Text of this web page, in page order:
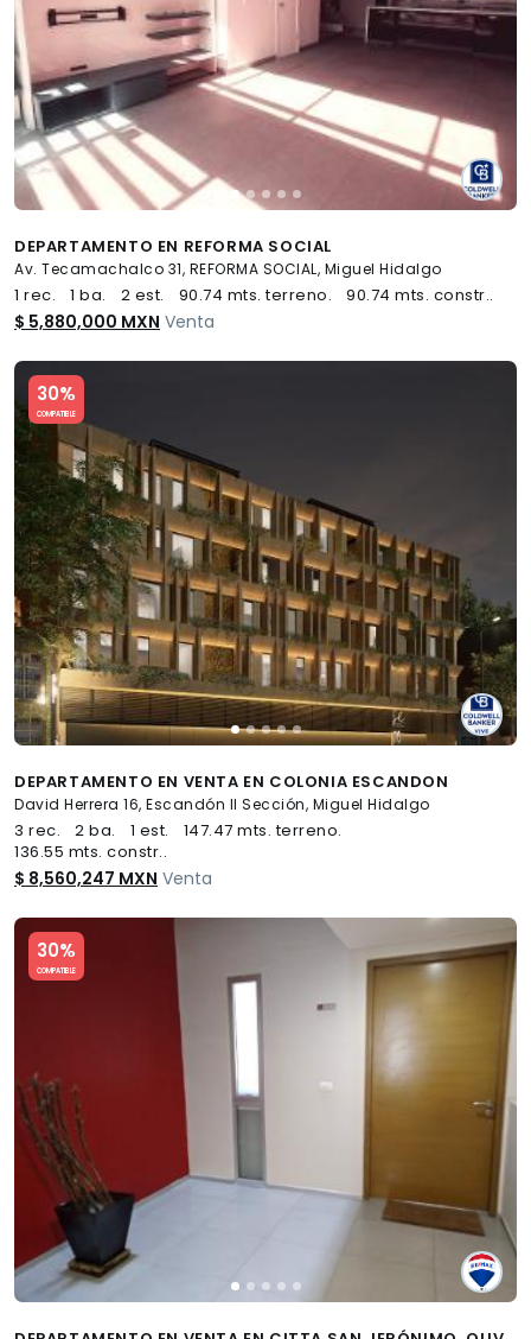
DEPARTAMENTO EN REFORMA SOCIAL
Av. Tecamachalco 31, REFORMA SOCIAL, Miguel Hidalgo
1 rec. 1 ba. 2 est. 90.74 mts. terreno. 90.74 mts. constr..
$ 5,880,000 MXN Venta
30%
COMPATIBLE
Slide 1 of 5
DEPARTAMENTO EN VENTA EN COLONIA ESCANDON
David Herrera 16, Escandón II Sección, Miguel Hidalgo
3 rec. 2 ba. 1 est.
147.47 mts. terreno.
136.55 mts. constr..
$ 8,560,247 MXN Venta
30%
COMPATIBLE
Slide 1 of 5